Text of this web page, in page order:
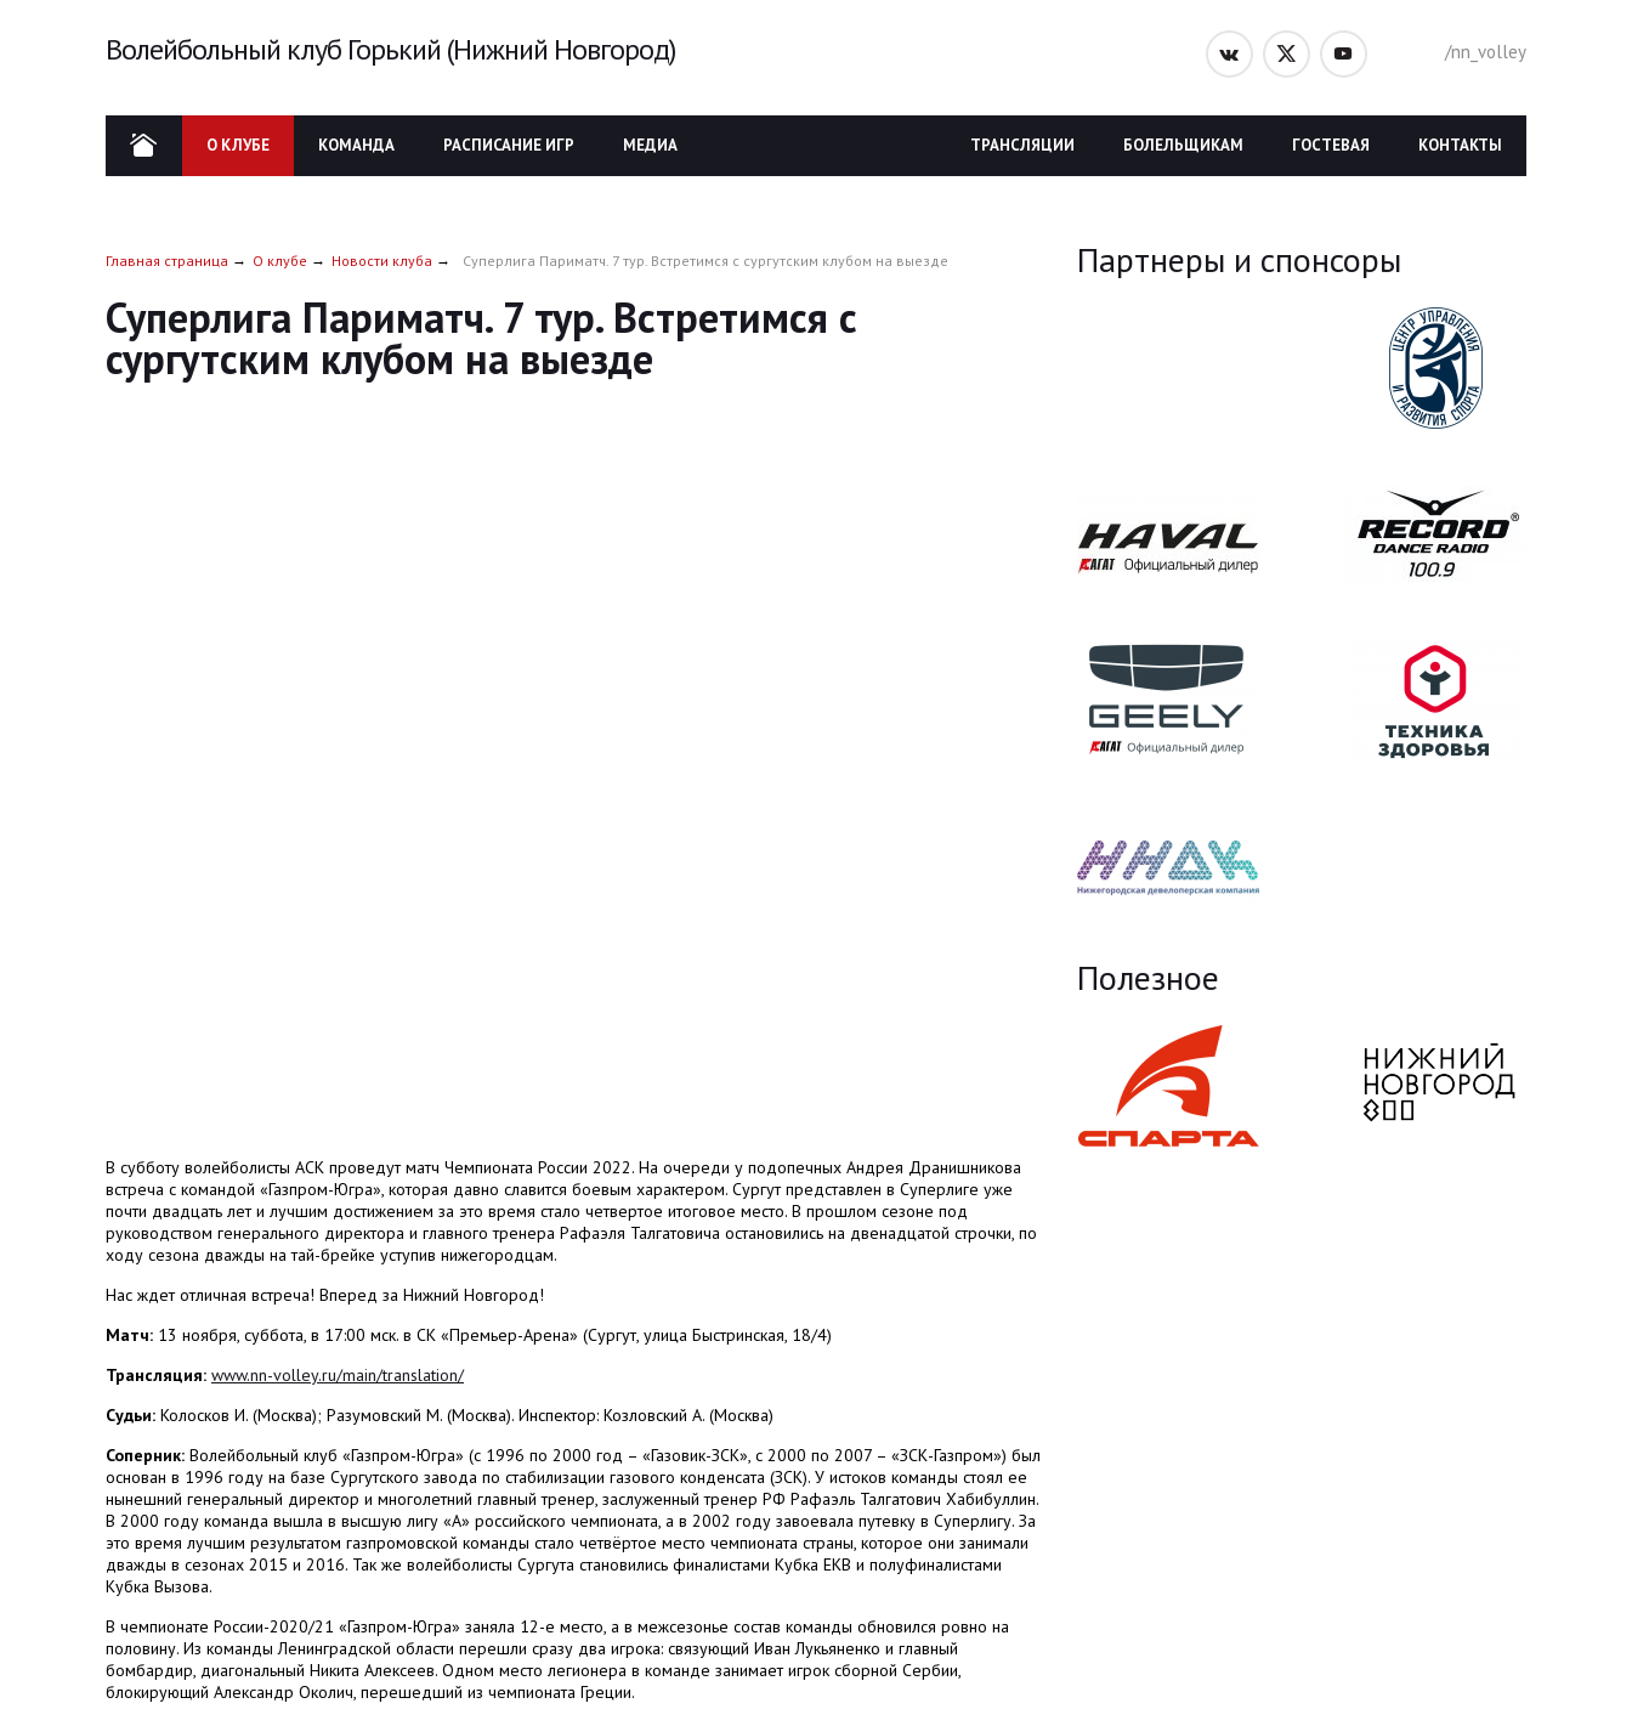
Волейбольный клуб Горький (Нижний Новгород) /nn_volley
О КЛУБЕ КОМАНДА РАСПИСАНИЕ ИГР МЕДИА КОНТАКТЫ
ГОСТЕВАЯ
БОЛЕЛЬЩИКАМ
ТРАНСЛЯЦИИ
Главная страница О клубе Новости клуба Суперлига Париматч. 7 тур. Встретимся с сургутским клубом на выезде
Суперлига Париматч. 7 тур. Встретимся с
сургутским клубом на выезде
В субботу волейболисты АСК проведут матч Чемпионата России 2022. На очереди у подопечных Андрея Дранишникова
встреча с командой «Газпром-Югра», которая давно славится боевым характером. Сургут представлен в Суперлиге уже
почти двадцать лет и лучшим достижением за это время стало четвертое итоговое место. В прошлом сезоне под
руководством генерального директора и главного тренера Рафаэля Талгатовича остановились на двенадцатой строчки, по
ходу сезона дважды на тай-брейке уступив нижегородцам.
Нас ждет отличная встреча! Вперед за Нижний Новгород!
Матч: 13 ноября, суббота, в 17:00 мск. в СК «Премьер-Арена» (Сургут, улица Быстринская, 18/4)
Трансляция: www.nn-volley.ru/main/translation/
Судьи: Колосков И. (Москва); Разумовский М. (Москва). Инспектор: Козловский А. (Москва)
Соперник: Волейбольный клуб «Газпром-Югра» (с 1996 по 2000 год – «Газовик-ЗСК», с 2000 по 2007 – «ЗСК-Газпром») был
основан в 1996 году на базе Сургутского завода по стабилизации газового конденсата (ЗСК). У истоков команды стоял ее
нынешний генеральный директор и многолетний главный тренер, заслуженный тренер РФ Рафаэль Талгатович Хабибуллин.
В 2000 году команда вышла в высшую лигу «А» российского чемпионата, а в 2002 году завоевала путевку в Суперлигу. За
это время лучшим результатом газпромовской команды стало четвёртое место чемпионата страны, которое они занимали
дважды в сезонах 2015 и 2016. Так же волейболисты Сургута становились финалистами Кубка ЕКВ и полуфиналистами
Кубка Вызова.
В чемпионате России-2020/21 «Газпром-Югра» заняла 12-е место, а в межсезонье состав команды обновился ровно на
половину. Из команды Ленинградской области перешли сразу два игрока: связующий Иван Лукьяненко и главный
бомбардир, диагональный Никита Алексеев. Одном место легионера в команде занимает игрок сборной Сербии,
блокирующий Александр Околич, перешедший из чемпионата Греции.
Партнеры и спонсоры
Полезное